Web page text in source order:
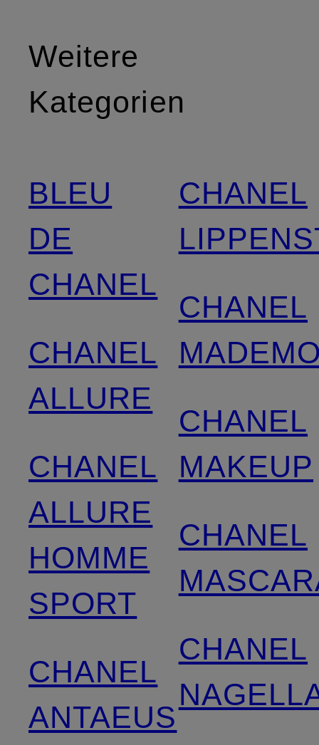
Weitere
Kategorien
BLEU
DE
CHANEL
CHANEL
ALLURE
CHANEL
ALLURE
HOMME
SPORT
CHANEL
ANTAEUS
CHANEL
CHANEL
CHANEL
MAKEUP
CHANEL
CHANEL